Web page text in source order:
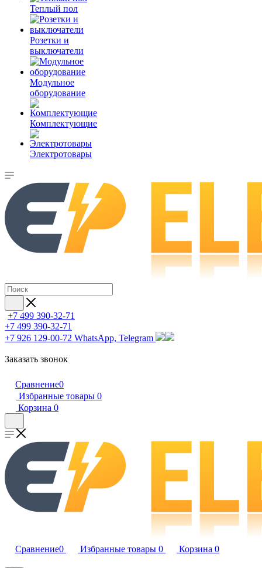
Теплый пол
Розетки и
выключатели
Модульное
оборудование
Комплектующие
Электротовары
+7 499 390-32-71
+7 499 390-32-71
+7 926 129-00-72 WhatsApp, Telegram
Заказать звонок
Сравнение0
Избранные товары 0
Корзина 0
Сравнение0 Избранные товары 0 Корзина 0